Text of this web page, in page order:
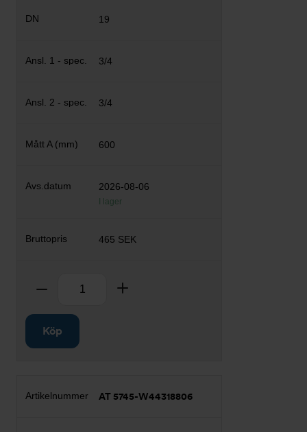
19
3/4
3/4
600
2026-08-06
I lager
465 SEK
Ta bort
Köp
AT 5745-W44318806